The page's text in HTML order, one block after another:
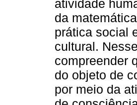
atividade
da
prática social
cultural.
compreender
do objeto de
por meio da